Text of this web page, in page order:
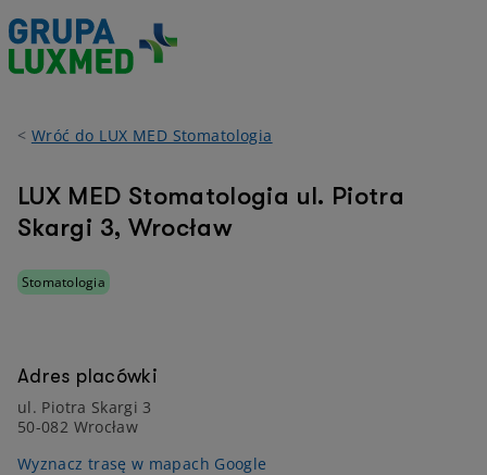
< Wróć do LUX MED Stomatologia
LUX MED Stomatologia ul. Piotra
Skargi 3, Wrocław
Stomatologia
Adres placówki
ul. Piotra Skargi 3
50-082 Wrocław
Wyznacz trasę w mapach Google